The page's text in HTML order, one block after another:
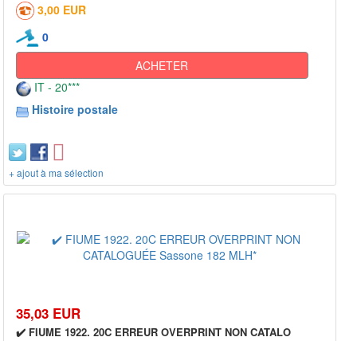
3,00 EUR
0
ACHETER
IT - 20***
Histoire postale
+ ajout à ma sélection
35,03 EUR
✔️ FIUME 1922. 20C ERREUR OVERPRINT NON CATALO